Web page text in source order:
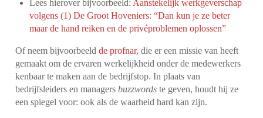
Lees hierover bijvoorbeeld:Aanstekelijk werkgeverschap
volgens (1) De Groot Hoveniers: “Dan kun je ze beter
maar de hand reiken en de privéproblemen oplossen”
Of neem bijvoorbeeldde profnar, die er een missie van heeft
gemaakt om de ervaren werkelijkheid onder de medewerkers
kenbaar te maken aan de bedrijfstop. In plaats van
bedrijfsleiders en managersbuzzwords te geven, houdt hij ze
een spiegel voor: ook als de waarheid hard kan zijn.